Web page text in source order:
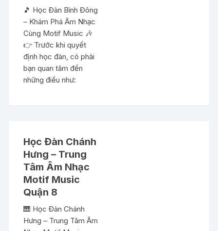
🎵 Học Đàn Bình Đông
– Khám Phá Âm Nhạc
Cùng Motif Music 🎶
👉 Trước khi quyết
định học đàn, có phải
bạn quan tâm đến
những điều như:
Học Đàn Chánh
Hưng – Trung
Tâm Âm Nhạc
Motif Music
Quận 8
🎹 Học Đàn Chánh
Hưng – Trung Tâm Âm